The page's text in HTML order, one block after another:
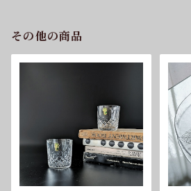
その他の商品